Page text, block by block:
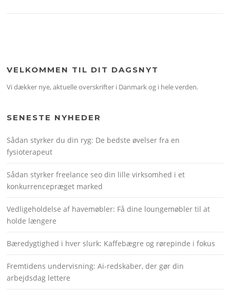
VELKOMMEN TIL DIT DAGSNYT
Vi dækker nye, aktuelle overskrifter i Danmark og i hele verden.
SENESTE NYHEDER
Sådan styrker du din ryg: De bedste øvelser fra en
fysioterapeut
Sådan styrker freelance seo din lille virksomhed i et
konkurrencepræget marked
Vedligeholdelse af havemøbler: Få dine loungemøbler til at
holde længere
Bæredygtighed i hver slurk: Kaffebægre og rørepinde i fokus
Fremtidens undervisning: Ai-redskaber, der gør din
arbejdsdag lettere